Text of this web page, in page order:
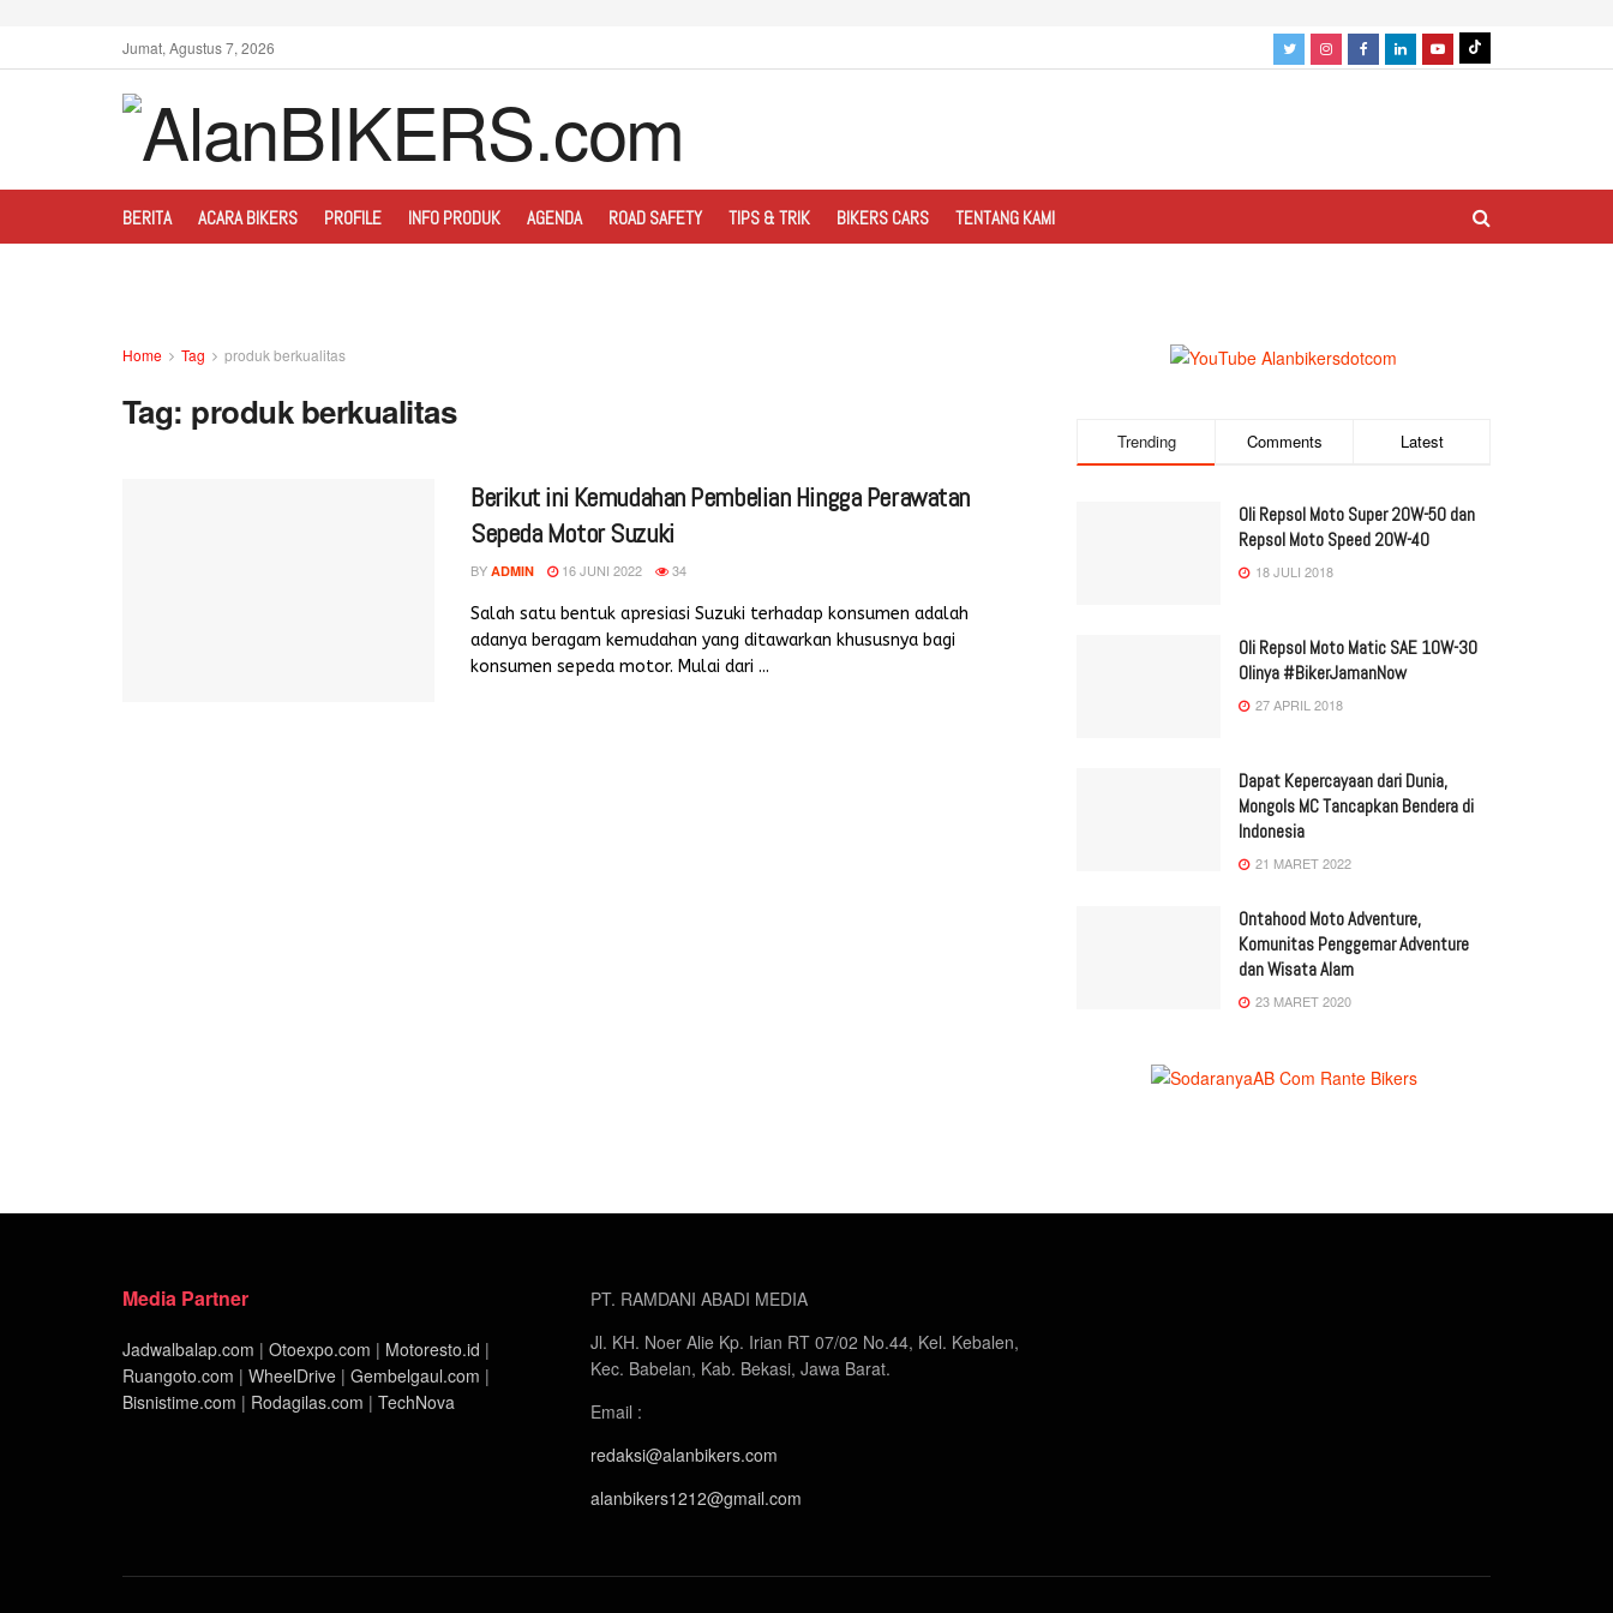
Jumat, Agustus 7, 2026
BERITA ACARA BIKERS PROFILE INFO PRODUK AGENDA ROAD SAFETY TIPS & TRIK BIKERS CARS TENTANG KAMI
Home Tag produk berkualitas
Tag: produk berkualitas
Berikut ini Kemudahan Pembelian Hingga Perawatan
Sepeda Motor Suzuki
BY ADMIN 16 JUNI 2022 34
Salah satu bentuk apresiasi Suzuki terhadap konsumen adalah
adanya beragam kemudahan yang ditawarkan khususnya bagi
konsumen sepeda motor. Mulai dari ...
Trending Comments Latest
Oli Repsol Moto Super 20W-50 dan
Repsol Moto Speed 20W-40
18 JULI 2018
Oli Repsol Moto Matic SAE 10W-30
Olinya #BikerJamanNow
27 APRIL 2018
Dapat Kepercayaan dari Dunia,
Mongols MC Tancapkan Bendera di
Indonesia
21 MARET 2022
Ontahood Moto Adventure,
Komunitas Penggemar Adventure
dan Wisata Alam
23 MARET 2020
Media Partner
Jadwalbalap.com | Otoexpo.com | Motoresto.id |
Ruangoto.com | WheelDrive | Gembelgaul.com |
Bisnistime.com | Rodagilas.com | TechNova
PT. RAMDANI ABADI MEDIA
Jl. KH. Noer Alie Kp. Irian RT 07/02 No.44, Kel. Kebalen,
Kec. Babelan, Kab. Bekasi, Jawa Barat.
Email :
redaksi@alanbikers.com
alanbikers1212@gmail.com